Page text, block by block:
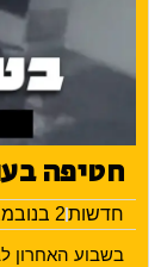
חטיפה
חדשות2 בנובמבר 2024
בשבוע האחרון